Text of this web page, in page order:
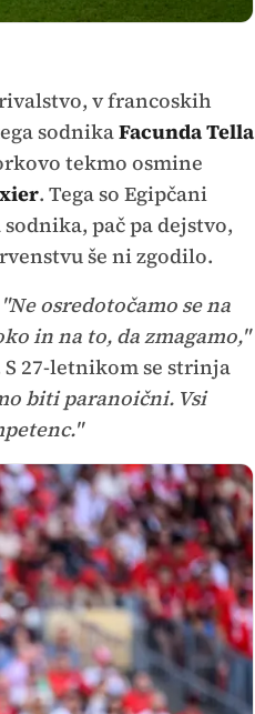
v francoskih
sodnikaFacunda Tella
tekmo osmine
. Tega so Egipčani
pač pa dejstvo,
še ni zgodilo.
"Ne osredotočamo se na
in na to, da zmagamo,"
S 27-letnikom se strinja
biti paranoični. Vsi